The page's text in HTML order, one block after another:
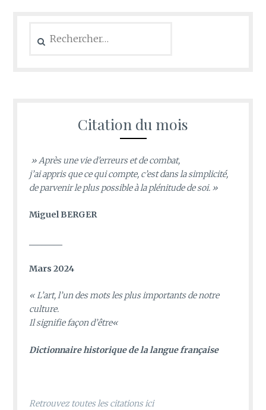
Citation du mois
» Après une vie d’erreurs et de combat,
j’ai appris que ce qui compte, c’est dans la simplicité,
de parvenir le plus possible à la plénitude de soi. »
Miguel BERGER
Mars 2024
«L’art, l’un des mots les plus importants de notre
culture.
Il signifie façon d’être«
Dictionnaire historique de la langue française
Retrouvez toutes les citations ici